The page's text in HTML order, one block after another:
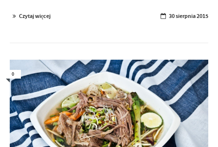
Czytaj więcej 30 sierpnia 2015
0